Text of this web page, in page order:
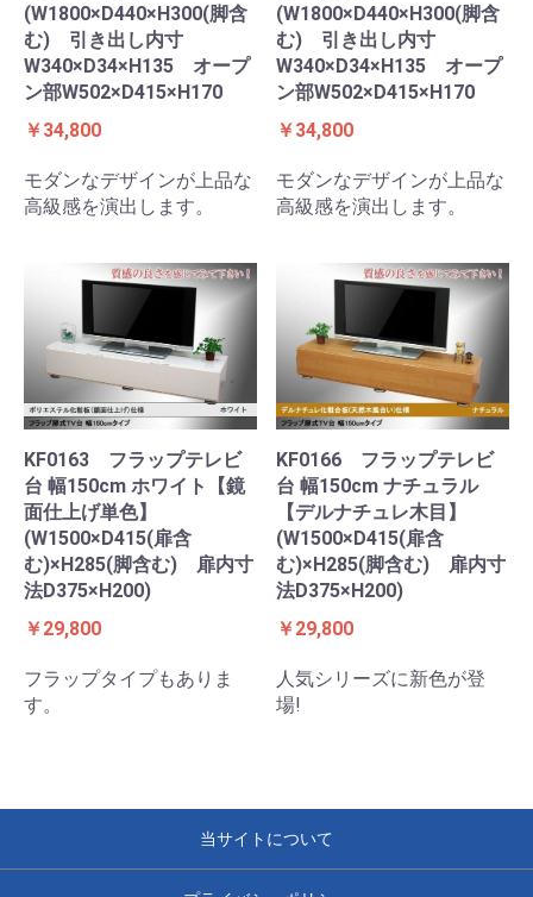
(W1800×D440×H300(脚含
む) 引き出し内寸
W340×D34×H135 オープ
ン部W502×D415×H170
￥34,800
モダンなデザインが上品な
高級感を演出します。
(W1800×D440×H300(脚含
む) 引き出し内寸
W340×D34×H135 オープ
ン部W502×D415×H170
￥34,800
モダンなデザインが上品な
高級感を演出します。
KF0163 フラップテレビ
台 幅150cm ホワイト【鏡
面仕上げ単色】
(W1500×D415(扉含
む)×H285(脚含む) 扉内寸
法D375×H200)
￥29,800
フラップタイプもありま
す。
KF0166 フラップテレビ
台 幅150cm ナチュラル
【デルナチュレ木目】
(W1500×D415(扉含
む)×H285(脚含む) 扉内寸
法D375×H200)
￥29,800
人気シリーズに新色が登
場!
当サイトについて